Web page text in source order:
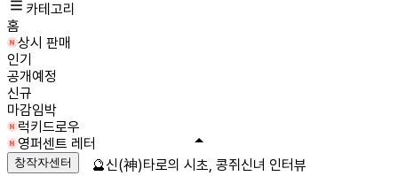
카테고리
홈
상시 판매
인기
공개예정
신규
마감임박
럭키드로우
영퍼센트 레터
창작자센터 🔮신(神)타로의 시초, 콩쥐신녀 인터뷰